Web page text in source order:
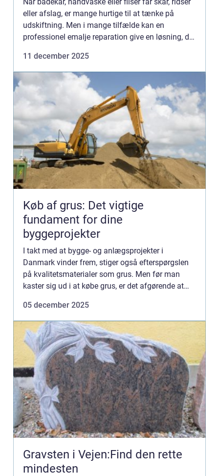
eller afslag, er mange hurtige til at tænke på
udskiftning. Men i mange tilfælde kan en
professionel emalje reparation give en løsning, der
11 december 2025
Køb af grus: Det vigtige
fundament for dine
byggeprojekter
I takt med at bygge- og anlægsprojekter i
Danmark vinder frem, stiger også efterspørgslen
på kvalitetsmaterialer som grus. Men før man
kaster sig ud i at købe grus, er det afgørende at
05 december 2025
Gravsten i Vejen:Find den rette
mindesten